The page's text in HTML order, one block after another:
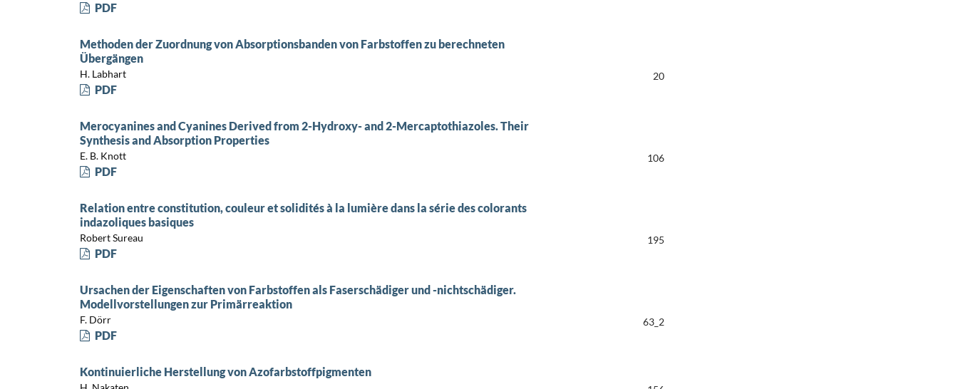
PDF
Methoden der Zuordnung von Absorptionsbanden von Farbstoffen zu berechneten
Übergängen
H. Labhart 20
PDF
Merocyanines and Cyanines Derived from 2-Hydroxy- and 2-Mercaptothiazoles. Their
Synthesis and Absorption Properties
E. B. Knott 106
PDF
Relation entre constitution, couleur et solidités à la lumière dans la série des colorants
indazoliques basiques
Robert Sureau 195
PDF
Ursachen der Eigenschaften von Farbstoffen als Faserschädiger und -nichtschädiger.
Modellvorstellungen zur Primärreaktion
F. Dörr 63_2
PDF
Kontinuierliche Herstellung von Azofarbstoffpigmenten